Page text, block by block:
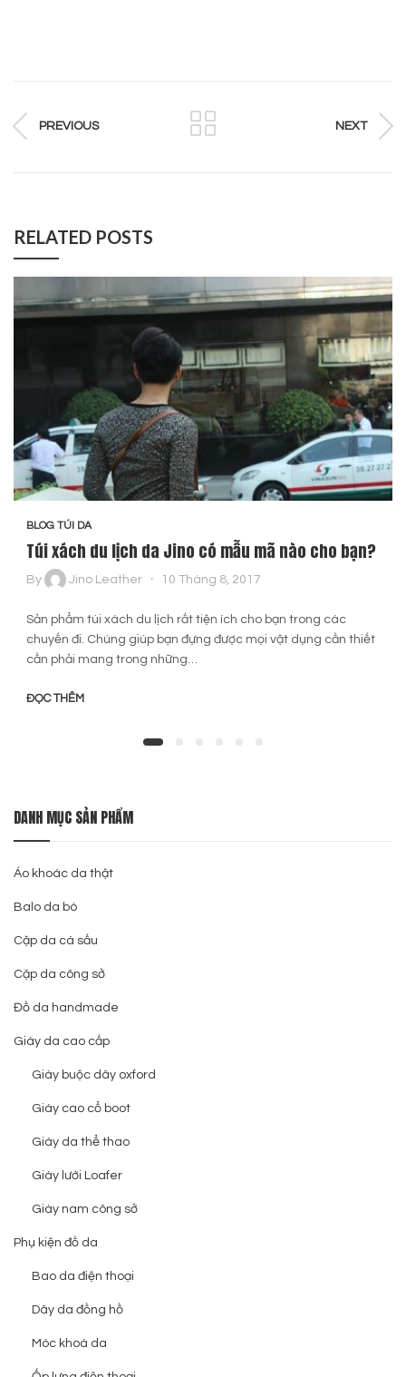
PREVIOUS NEXT
RELATED POSTS
BLOG TÚI DA
Túi xách du lịch da Jino có mẫu mã nào cho bạn?
By Jino Leather 10 Tháng 8, 2017
Sản phẩm túi xách du lịch rất tiện ích cho bạn trong các
chuyến đi. Chúng giúp bạn đựng được mọi vật dụng cần thiết
cần phải mang trong những…
ĐỌC THÊM
DANH MỤC SẢN PHẨM
Áo khoác da thật
Balo da bò
Cặp da cá sấu
Cặp da công sở
Đồ da handmade
Giày da cao cấp
Giày buộc dây oxford
Giày cao cổ boot
Giày da thể thao
Giày lười Loafer
Giày nam công sở
Phụ kiện đồ da
Bao da điện thoại
Dây da đồng hồ
Móc khoá da